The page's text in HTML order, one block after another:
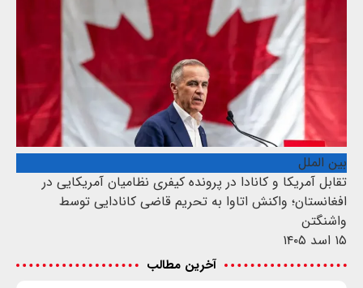
بین الملل
تقابل آمریکا و کانادا در پرونده کیفری نظامیان آمریکایی در
افغانستان؛ واکنش اتاوا به تحریم قاضی کانادایی توسط
واشنگتن
۱۵ اسد ۱۴۰۵
آخرین مطالب